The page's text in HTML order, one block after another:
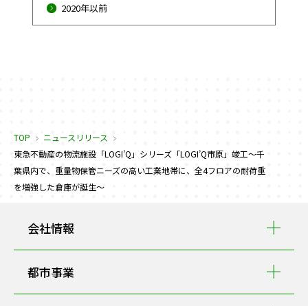
2020年以前
TOP
ニュースリリース
東急不動産の物流施設「LOGI’Q」シリーズ「LOGI’Q市原」竣工～千
葉県内で、重量物保管ニーズの高い工業地帯に、全4フロアの耐荷重
を増強した倉庫が誕生～
会社情報
都市事業